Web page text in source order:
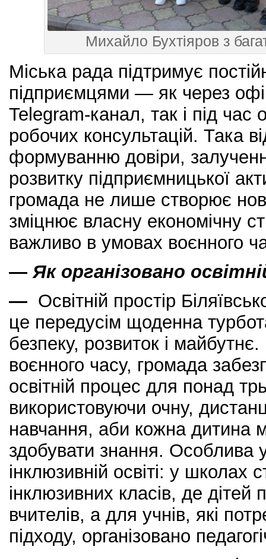
Михайло Бухтіяров з
Міська рада підтримує
підприємцями — як через
Telegram-канал, так і під час
робочих консультацій. Така
формуванню довіри,
розвитку підприємницької
громада не лише створює
зміцнює власну економічну
важливо в умовах воєнного
— Як організовано
— Освітній простір
це передусім щоденна
безпеку, розвиток і
воєнного часу, громада
освітній процес для понад
використовуючи очну,
навчання, аби кожна дитина
здобувати знання. Особлива
інклюзивній освіті: у школах
інклюзивних класів, де дітей
вчителів, а для учнів, які
підходу, організовано